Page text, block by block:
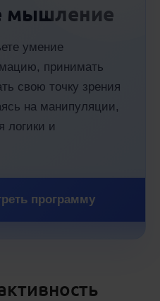
мышление
умение
принимать
свою точку зрения
на манипуляции,
логики и
программу